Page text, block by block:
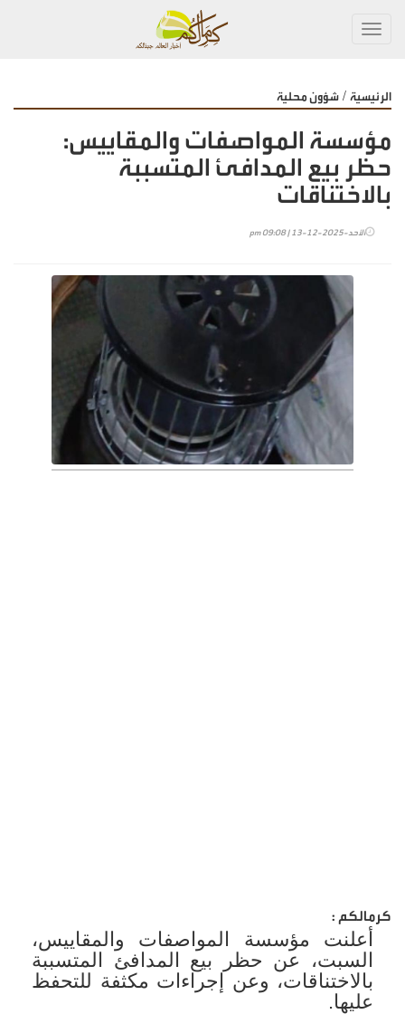
الرئيسية / شؤون محلية
مؤسسة المواصفات والمقاييس:
حظر بيع المدافئ المتسببة
بالاختناقات
الأحد-2025-12-13 | 09:08 pm
كرمالكم :
أعلنت مؤسسة المواصفات والمقاييس،
السبت، عن حظر بيع المدافئ المتسببة
بالاختناقات، وعن إجراءات مكثفة للتحفظ
عليها.